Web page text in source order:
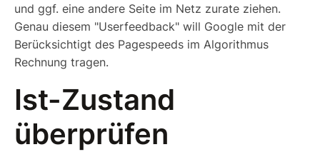
und ggf. eine andere Seite im Netz zurate ziehen.
Genau diesem "Userfeedback" will Google mit der
Berücksichtigt des Pagespeeds im Algorithmus
Rechnung tragen.
Ist-Zustand
überprüfen